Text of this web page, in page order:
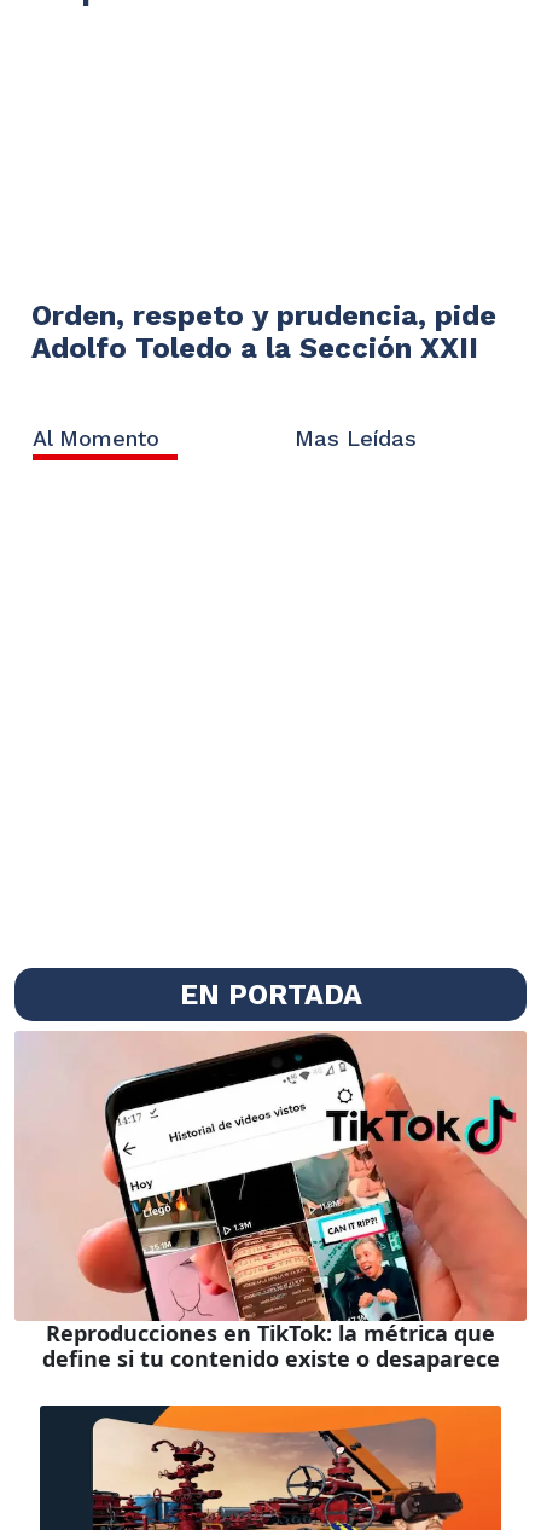
Orden, respeto y prudencia, pide
Adolfo Toledo a la Sección XXII
Al Momento Mas Leídas
EN PORTADA
Reproducciones en TikTok: la métrica que
define si tu contenido existe o desaparece